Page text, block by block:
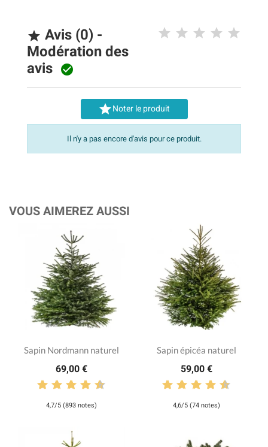
 Avis (0) -
Modération des
avis 
Noter le produit
Il n'y a pas encore d'avis pour ce produit.
VOUS AIMEREZ AUSSI
Sapin Nordmann naturel
69,00 €
4,7/5 (893 notes)
Sapin épicéa naturel
59,00 €
4,6/5 (74 notes)